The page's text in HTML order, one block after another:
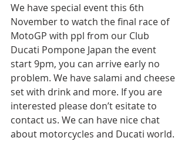
We have special event this 6th
November to watch the final race of
MotoGP with ppl from our Club
Ducati Pompone Japan the event
start 9pm, you can arrive early no
problem. We have salami and cheese
set with drink and more. If you are
interested please don’t esitate to
contact us. We can have nice chat
about motorcycles and Ducati world.